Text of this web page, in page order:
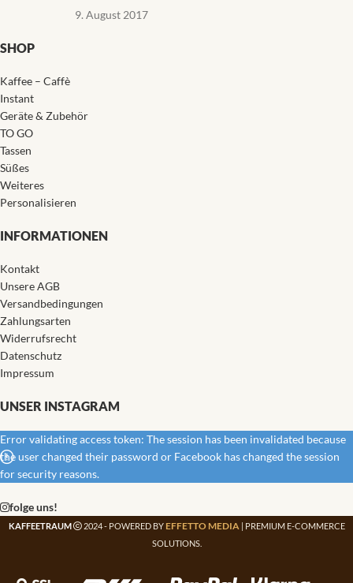
9. August 2017
SHOP
Kaffee – Caffè
Instant
Geräte & Zubehör
TO GO
Tassen
Süßes
Weiteres
Personalisieren
INFORMATIONEN
Kontakt
Unsere AGB
Versandbedingungen
Zahlungsarten
Widerrufsrecht
Datenschutz
Impressum
UNSER INSTAGRAM
Error validating access token: The session has been invalidated because
the user changed their password or Facebook has changed the session
for security reasons.
folge uns!
KAFFEETRAUM 2024 - POWERED BY EFFETTO MEDIA | PREMIUM E-COMMERCE
SOLUTIONS.